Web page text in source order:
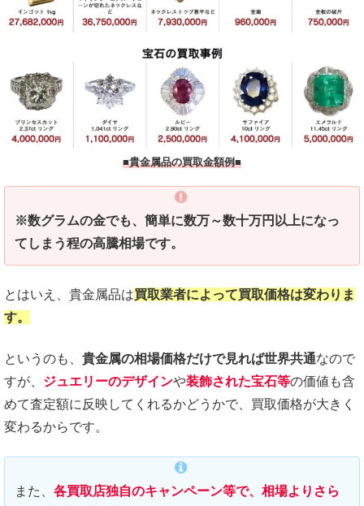
■貴金属品の買取金額例■
※数グラムの金でも、簡単に数万～数十万円以上になっ
てしまう程の高騰相場です。
とはいえ、貴金属品は買取業者によって買取価格は変わりま
す。
というのも、 貴金属の相場価格だけで見れば世界共通なので
すが、 ジュエリーのデザインや装飾された宝石等の価値も含
めて査定額に反映してくれるかどうかで、買取価格が大きく
変わるからです。
また、 各買取店独自のキャンペーン等で、相場よりさら